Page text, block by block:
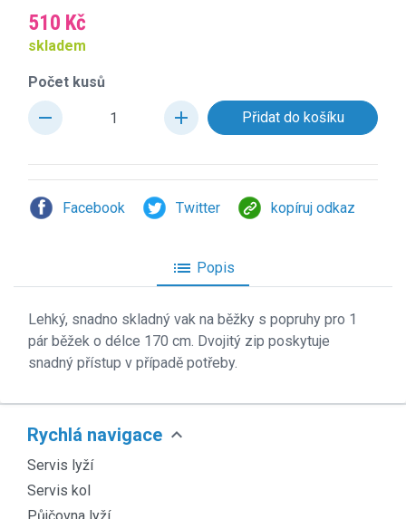
510 Kč
skladem
Počet kusů
remove add
Facebook Twitter kopíruj odkaz
list Popis
Lehký, snadno skladný vak na běžky s popruhy pro 1
pár běžek o délce 170 cm. Dvojitý zip poskytuje
snadný přístup v případě potřeby.
Rychlá navigace expand_more
Servis lyží
Servis kol